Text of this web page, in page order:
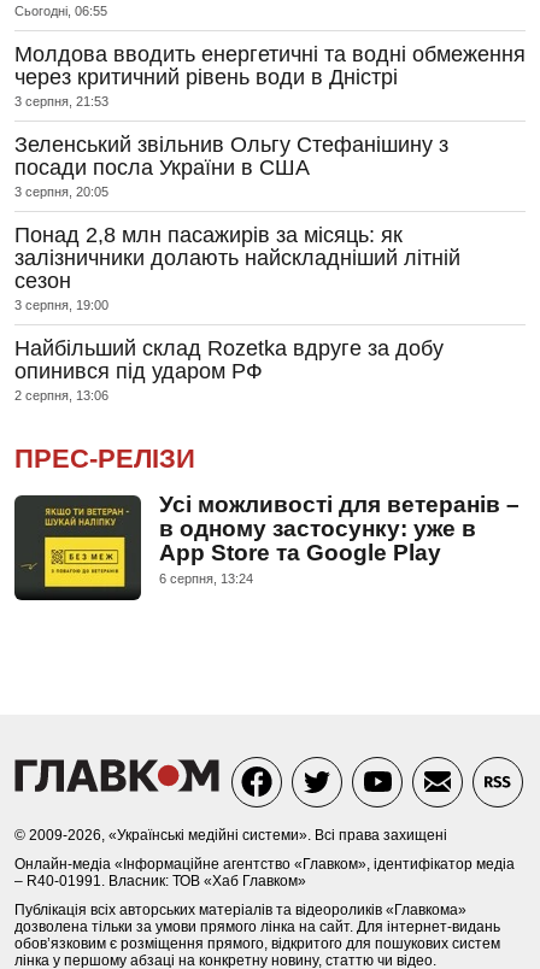
Сьогодні, 06:55
Молдова вводить енергетичні та водні обмеження
через критичний рівень води в Дністрі
3 серпня, 21:53
Зеленський звільнив Ольгу Стефанішину з
посади посла України в США
3 серпня, 20:05
Понад 2,8 млн пасажирів за місяць: як
залізничники долають найскладніший літній
сезон
3 серпня, 19:00
Найбільший склад Rozetka вдруге за добу
опинився під ударом РФ
2 серпня, 13:06
ПРЕС-РЕЛІЗИ
Усі можливості для ветеранів –
в одному застосунку: уже в
App Store та Google Play
6 серпня, 13:24
© 2009-2026, «Українські медійні системи». Всі права захищені
Онлайн-медіа «Інформаційне агентство «Главком», ідентифікатор медіа
– R40-01991. Власник: ТОВ «Хаб Главком»
Публікація всіх авторських матеріалів та відеороликів «Главкома»
дозволена тільки за умови прямого лінка на сайт. Для інтернет-видань
обов’язковим є розміщення прямого, відкритого для пошукових систем
лінка у першому абзаці на конкретну новину, статтю чи відео.